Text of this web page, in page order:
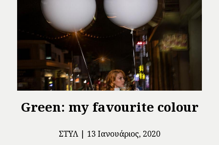
Green: my favourite colour
ΣΤΥΛ 13 Ιανουάριος, 2020